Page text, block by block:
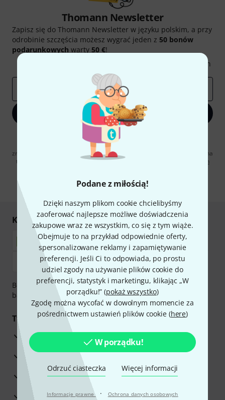
Podane z miłością!
Dzięki naszym plikom cookie chcielibyśmy
zaoferować najlepsze możliwe doświadczenia
zakupowe wraz ze wszystkim, co się z tym wiąże.
Obejmuje to na przykład odpowiednie oferty,
spersonalizowane reklamy i zapamiętywanie
preferencji. Jeśli Ci to odpowiada, po prostu
udziel zgody na używanie plików cookie do
preferencji, statystyk i marketingu, klikając „W
porządku!” (pokaż wszystko)
Zgodę można wycofać w dowolnym momencie za
pośrednictwem ustawień plików cookie (here)
W porządku!
Odrzuć ciasteczka Więcej informacji
Informacje prawne · Ochrona danych osobowych
Thomann Newsletter
Zapisz się do Thomann Newsletter w języku polskim, a przy
odrobinie szczęścia możesz wygrać jeden z 50 bonów
podarunkowych warty 50 €!
Spostrzeżenia Thomann
Zapisz się teraz
Klikając na „Zapisz się teraz”, wyrażasz zgodę na otrzymywanie
materialów reklamowych przesyłanych drogą elektroniczną. Możesz
zrezygnować z subskrypcji w dowolnym momencie. Więcej informacji na
temat newslettera można znaleźć w naszych
wytycznych dotyczących
* Wymagany
Kupuj i płać bezpiecznie
Bezpieczna płatność przez Za pobraniem, Przelew
bankowy, PayPal, Blik lub Karta kredytowa.
Twoje korzyści
3-letnia Gwarancja Thomann
30-dniowa gwarancja zwrotu pieniędzy
Serwis Naprawczy
Porada naszych ekspertów